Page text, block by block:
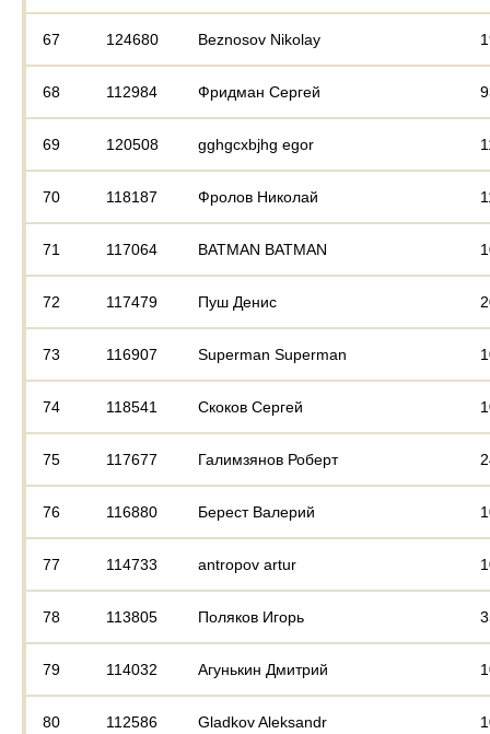
67 124680 Beznosov Nikolay
68 112984 Фридман Сергей
69 120508 gghgcxbjhg egor
70 118187 Фролов Николай
71 117064 BATMAN BATMAN
72 117479 Пуш Денис
73 116907 Superman Superman
74 118541 Скоков Cергей
75 117677 Галимзянов Роберт
76 116880 Берест Валерий
77 114733 antropov artur
78 113805 Поляков Игорь
79 114032 Агунькин Дмитрий
80 112586 Gladkov Aleksandr